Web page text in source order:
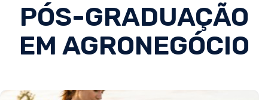
PÓS-GRADUAÇÃO
EM AGRONEGÓCIO